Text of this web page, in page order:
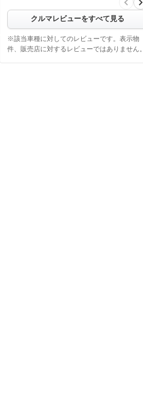
クルマレビューをすべて見る
※該当車種に対してのレビューです。表示物
件、販売店に対するレビューではありません。